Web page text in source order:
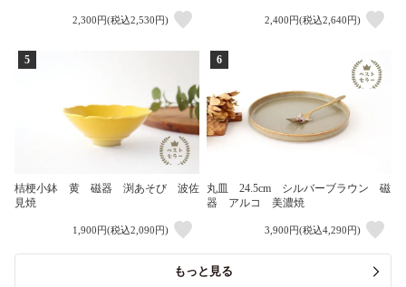
2,300円(税込2,530円) 2,400円(税込2,640円)
5
桔梗小鉢 黄 磁器 渕あそび 波佐
見焼
1,900円(税込2,090円)
6
丸皿 24.5cm シルバーブラウン 磁
器 アルコ 美濃焼
3,900円(税込4,290円)
もっと見る